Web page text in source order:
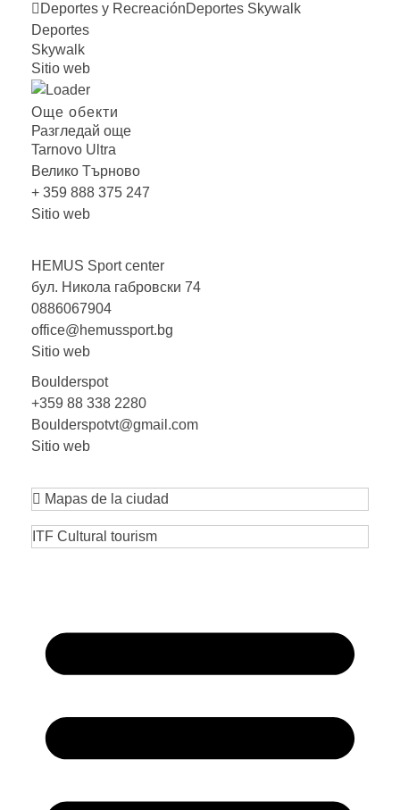
Deportes y RecreaciónDeportes Skywalk
Deportes
Skywalk
Sitio web
Още обекти
Разгледай още
Tarnovo Ultra
Велико Търново
+ 359 888 375 247
Sitio web
HEMUS Sportcenter
бул. Никола габровски 74
0886067904
office@hemussport.bg
Sitio web
Boulderspot
+359 88 338 2280
Boulderspotvt@gmail.com
Sitio web
Mapas de la ciudad
ITF Cultural tourism